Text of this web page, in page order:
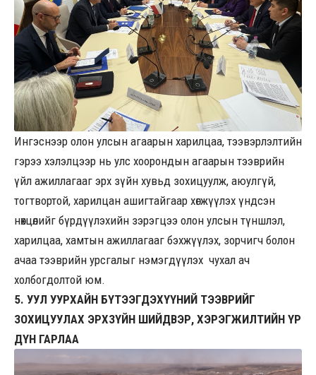
Ингэснээр олон улсын агаарын харилцаа, тээвэрлэлтийн
гэрээ хэлэлцээр нь улс хоорондын агаарын тээврийн
үйл ажиллагааг эрх зүйн хувьд зохицуулж, аюулгүй,
тогтвортой, харилцан ашигтайгаар хөгжүүлэх үндсэн
нөхцөлийг бүрдүүлэхийн зэрэгцээ олон улсын түншлэл,
харилцаа, хамтын ажиллагааг бэхжүүлэх, зорчигч болон
ачаа тээврийн урсгалыг нэмэгдүүлэх чухал ач
холбогдолтой юм.
5. УУЛ УУРХАЙН БҮТЭЭГДЭХҮҮНИЙ ТЭЭВРИЙГ
ЗОХИЦУУЛАХ ЭРХЗҮЙН ШИЙДВЭР, ХЭРЭГЖИЛТИЙН ҮР
ДҮН ГАРЛАА